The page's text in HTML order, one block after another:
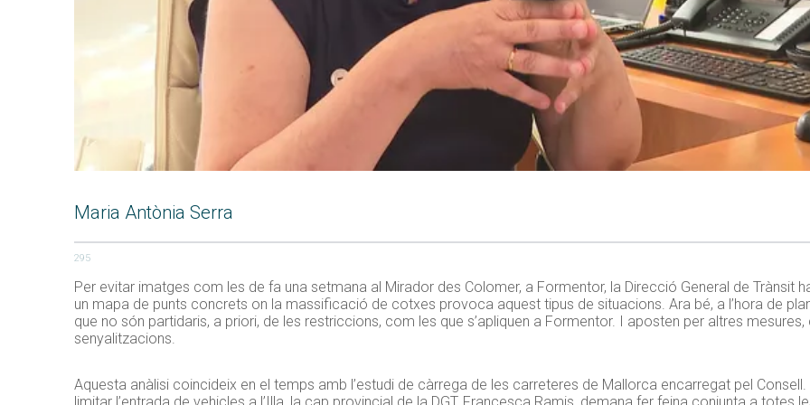
Maria Antònia Serra
295
Per evitar imatges com les de fa una setmana al Mirador des Colomer, a Formentor, la Direcció General de Trànsit
un mapa de punts concrets on la massificació de cotxes provoca aquest tipus de situacions. Ara bé, a l’hora de
que no són partidaris, a priori, de les restriccions, com les que s’apliquen a Formentor. I aposten per altres
senyalitzacions.
Aquesta anàlisi coincideix en el temps amb l’estudi de càrrega de les carreteres de Mallorca encarregat pel